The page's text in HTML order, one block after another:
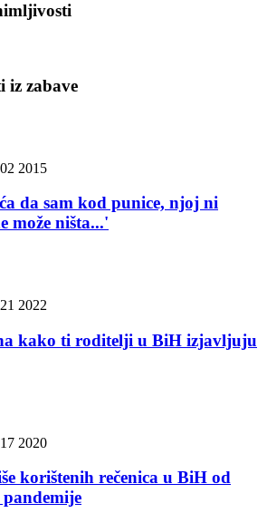
iz zabave
2015
da sam kod punice, njoj ni
može ništa...'
2022
kako ti roditelji u BiH izjavljuju
2020
korištenih rečenica u BiH od